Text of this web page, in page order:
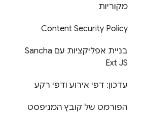
מקוריות
Content Security Policy
בניית אפליקציות עם Sancha
Ext JS
עדכון: דפי אירוע ודפי רקע
הפורמט של קובץ המניפסט